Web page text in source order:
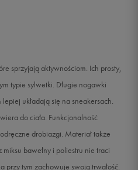
sprzyjają aktywnościom. Ich prosty,
typie sylwetki. Długie nogawki
układają się na sneakersach.
do ciała. Funkcjonalność
drobiazgi. Materiał także
bawełny i poliestru nie traci
przy tym zachowuje swoją trwałość.